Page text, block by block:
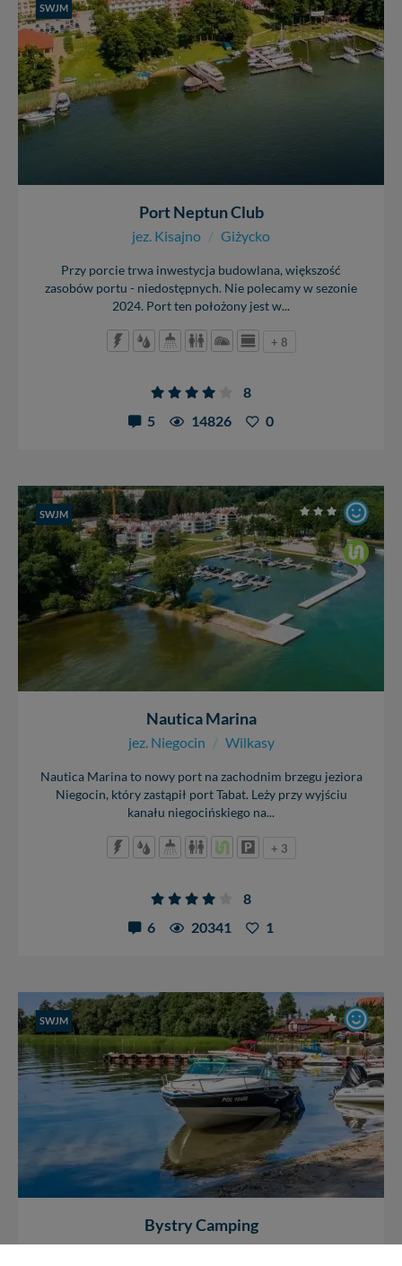
SWJM
Port Neptun Club
jez. Kisajno / Giżycko
Przy porcie trwa inwestycja budowlana, większość
zasobów portu - niedostępnych. Nie polecamy w sezonie
2024. Port ten położony jest w...
+ 8
8
5
14826 0
SWJM
Nautica Marina
jez. Niegocin / Wilkasy
Nautica Marina to nowy port na zachodnim brzegu jeziora
Niegocin, który zastąpił port Tabat. Leży przy wyjściu
kanału niegocińskiego na...
+ 3
8
6
20341 1
SWJM
Bystry Camping
jez. Niegocin / Bystry